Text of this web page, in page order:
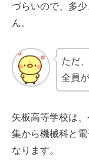
づらいので、多
ん。
ただ
全員
矢板高等学校は
集から機械科と
なります。